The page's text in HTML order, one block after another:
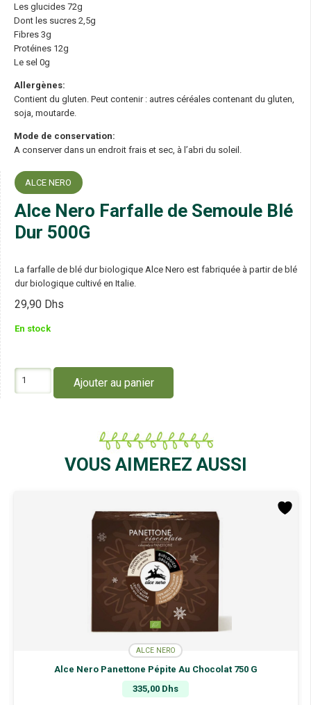
Les glucides 72g
Dont les sucres 2,5g
Fibres 3g
Protéines 12g
Le sel 0g
Allergènes:
Contient du gluten. Peut contenir : autres céréales contenant du gluten,
soja, moutarde.
Mode de conservation:
A conserver dans un endroit frais et sec, à l’abri du soleil.
ALCE NERO
Alce Nero Farfalle de Semoule Blé
Dur 500G
La farfalle de blé dur biologique Alce Nero est fabriquée à partir de blé
dur biologique cultivé en Italie.
29,90 Dhs
En stock
Ajouter au panier
VOUS AIMEREZ AUSSI
ALCE NERO
Alce Nero Panettone Pépite Au Chocolat 750 G
335,00 Dhs